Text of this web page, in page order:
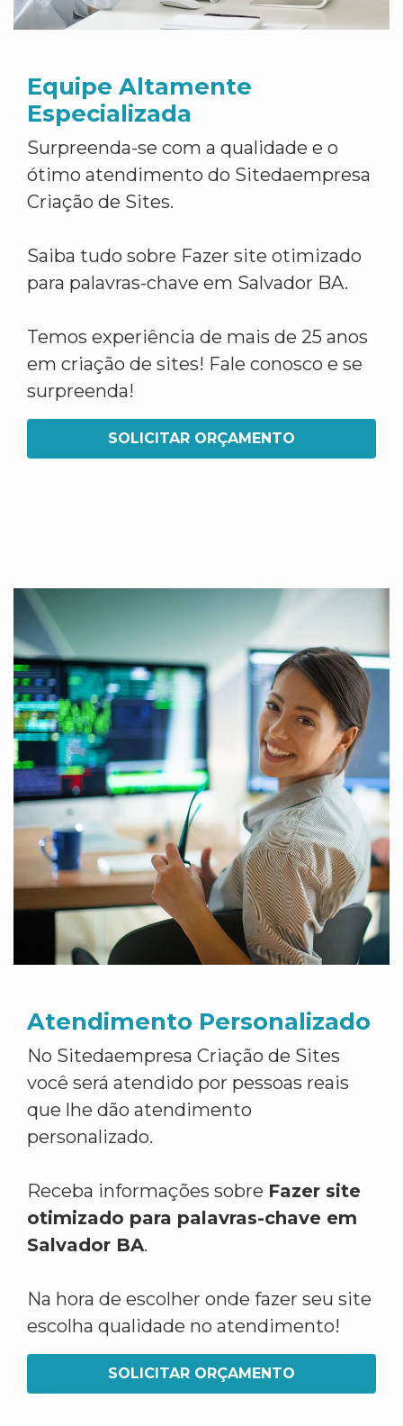
Equipe Altamente
Especializada
Surpreenda-se com a qualidade e o
ótimo atendimento do Sitedaempresa
Criação de Sites.
Saiba tudo sobre Fazer site otimizado
para palavras-chave em Salvador BA.
Temos experiência de mais de 25 anos
em criação de sites! Fale conosco e se
surpreenda!
SOLICITAR ORÇAMENTO
Atendimento Personalizado
No Sitedaempresa Criação de Sites
você será atendido por pessoas reais
que lhe dão atendimento
personalizado.
Receba informações sobre Fazer site
otimizado para palavras-chave em
Salvador BA.
Na hora de escolher onde fazer seu site
escolha qualidade no atendimento!
SOLICITAR ORÇAMENTO